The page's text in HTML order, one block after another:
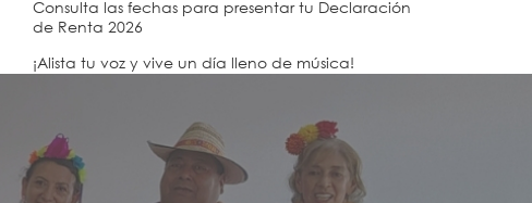
Consulta las fechas para presentar tu Declaración
de Renta 2026
¡Alista tu voz y vive un día lleno de música!